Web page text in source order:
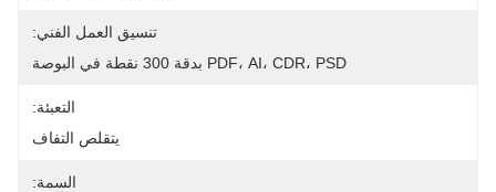
تنسيق العمل الفني:
PDF، AI، CDR، PSD بدقة 300 نقطة في البوصة
التعبئة:
يتقلص التفاف
السمة: